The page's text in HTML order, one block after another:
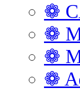
❁
❁
❁
❁